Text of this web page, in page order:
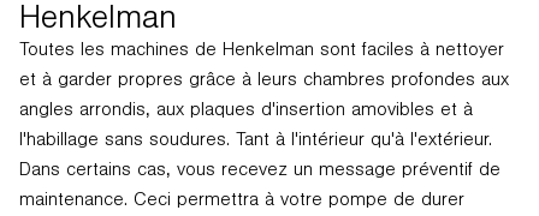
Henkelman
Toutes les machines de Henkelman sont faciles à nettoyer
et à garder propres grâce à leurs chambres profondes aux
angles arrondis, aux plaques d'insertion amovibles et à
l'habillage sans soudures. Tant à l'intérieur qu'à l'extérieur.
Dans certains cas, vous recevez un message préventif de
maintenance. Ceci permettra à votre pompe de durer